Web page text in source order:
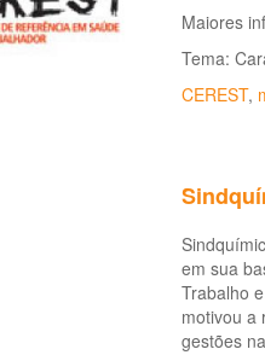
Maiores
Tema:
CEREST,
em sua
Trabalho
motivou a
gestões